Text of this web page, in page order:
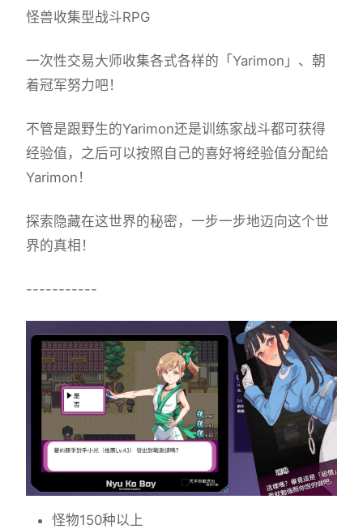
怪兽收集型战斗RPG
一次性交易大师收集各式各样的「Yarimon」、朝
着冠军努力吧！
不管是跟野生的Yarimon还是训练家战斗都可获得
经验值，之后可以按照自己的喜好将经验值分配给
Yarimon！
探索隐藏在这世界的秘密，一步一步地迈向这个世
界的真相！
-----------
怪物150种以上